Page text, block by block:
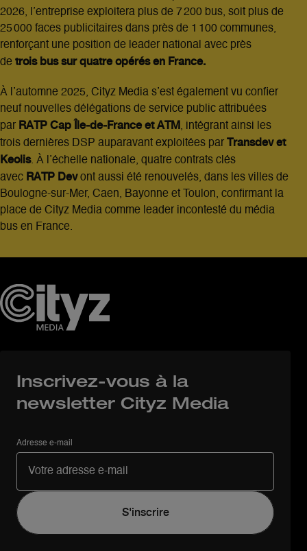
2026, l’entreprise exploitera plus de 7 200 bus, soit plus de
25 000 faces publicitaires dans près de 1 100 communes,
renforçant une position de leader national avec près
de trois bus sur quatre opérés en France.
À l’automne 2025, Cityz Media s’est également vu confier
neuf nouvelles délégations de service public attribuées
par RATP Cap Île‑de‑France et ATM, intégrant ainsi les
trois dernières DSP auparavant exploitées par Transdev et
Keolis. À l’échelle nationale, quatre contrats clés
avec RATP Devont aussi été renouvelés, dans les villes de
Boulogne‑sur‑Mer, Caen, Bayonne et Toulon, confirmant la
place de Cityz Media comme leader incontesté du média
bus en France.
Inscrivez-vous à la
newsletter Cityz Media
Adresse e-mail